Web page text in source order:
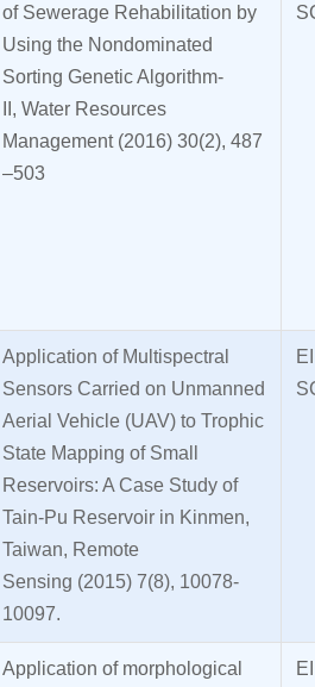
of Sewerage Rehabilitation by
Using the Nondominated
Sorting Genetic Algorithm-
II, Water Resources
Management (2016) 30(2), 487
–503
Application of Multispectral
Sensors Carried on Unmanned
Aerial Vehicle (UAV) to Trophic
State Mapping of Small
Reservoirs: A Case Study of
Tain-Pu Reservoir in Kinmen,
Taiwan, Remote
Sensing (2015) 7(8), 10078-
10097.
Application of morphological